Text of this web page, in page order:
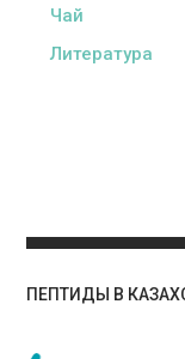
Чай
Литература
ПЕПТИДЫ В